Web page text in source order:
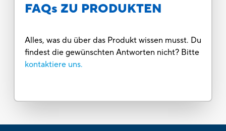
FAQs ZU PRODUKTEN
Alles, was du über das Produkt wissen musst. Du
findest die gewünschten Antworten nicht? Bitte
kontaktiere uns.